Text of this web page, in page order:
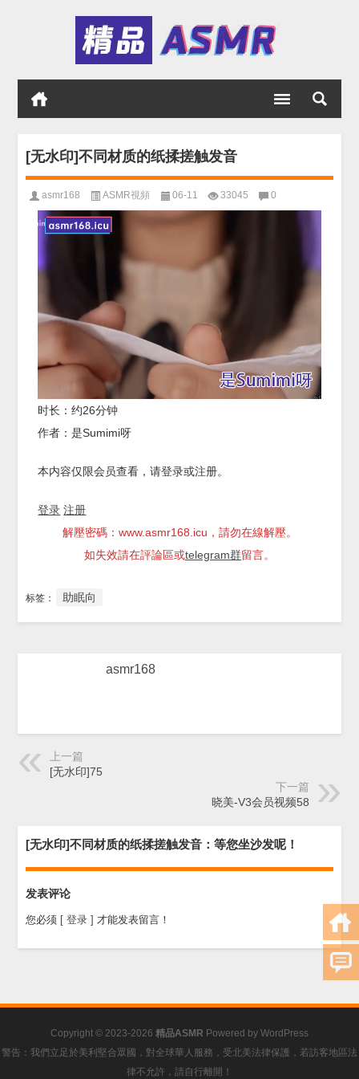
[无水印]不同材质的纸揉搓触发音
asmr168 ASMR視頻 06-11 33045 0
时长：约26分钟
作者：是Sumimi呀
本内容仅限会员查看，请登录或注册。
登录 注册
解壓密碼：www.asmr168.icu，請勿在線解壓。
如失效請在評論區或telegram群留言。
标签： 助眠向
asmr168
上一篇
[无水印]75
下一篇
晓美-V3会员视频58
[无水印]不同材质的纸揉搓触发音：等您坐沙发呢！
发表评论
您必须 [ 登录 ] 才能发表留言！
Copyright © 2023-2026 精品ASMR Powered by WordPress
警告：我們立足於美利堅合眾國，對全球華人服務，受北美法律保護，若訪客地區法
律不允許，請自行離開！